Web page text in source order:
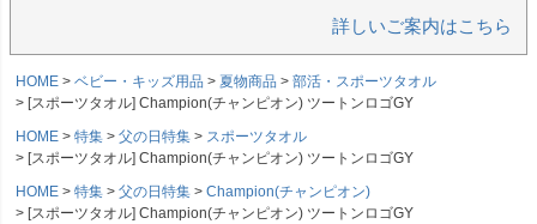
詳しいご案内はこちら
HOME ベビー・キッズ用品 夏物商品
部活・スポーツタオル
[スポーツタオル] Champion(チャンピオン) ツートンロゴGY
HOME
特集 父の日特集
スポーツタオル
[スポーツタオル] Champion(チャンピオン) ツートンロゴGY
HOME
特集 父の日特集
Champion(チャンピオン)
[スポーツタオル] Champion(チャンピオン) ツートンロゴGY